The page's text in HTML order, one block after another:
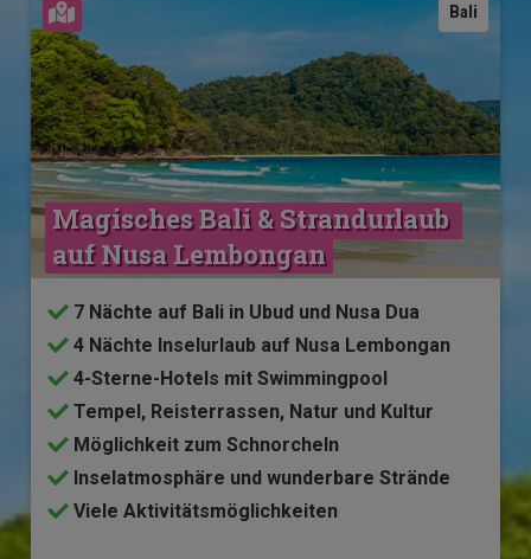
Bali
Magisches Bali & Strandurlaub
auf Nusa Lembongan
7 Nächte auf Bali in Ubud und Nusa Dua
4 Nächte Inselurlaub auf Nusa Lembongan
4-Sterne-Hotels mit Swimmingpool
Tempel, Reisterrassen, Natur und Kultur
Möglichkeit zum Schnorcheln
Inselatmosphäre und wunderbare Strände
Viele Aktivitätsmöglichkeiten